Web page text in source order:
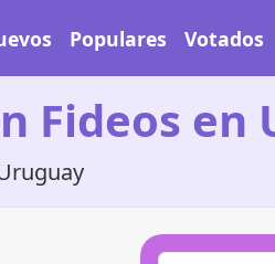
Populares Votados
Fideos en